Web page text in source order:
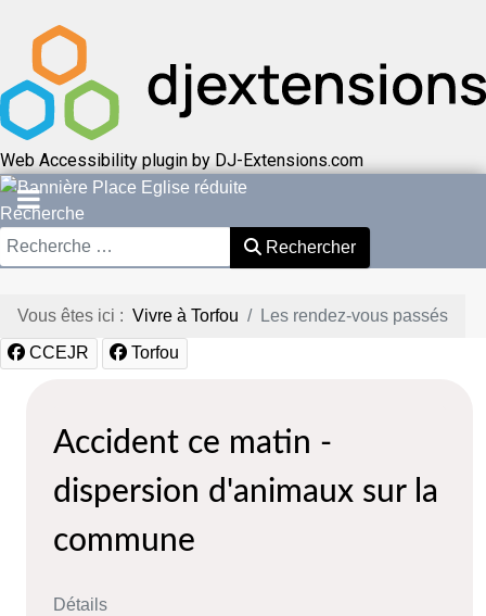
Web Accessibility plugin by DJ-Extensions.com
Recherche
Rechercher
Vous êtes ici : Vivre à Torfou Les rendez-vous passés
CCEJR Torfou
Accident ce matin -
dispersion d'animaux sur la
commune
Détails